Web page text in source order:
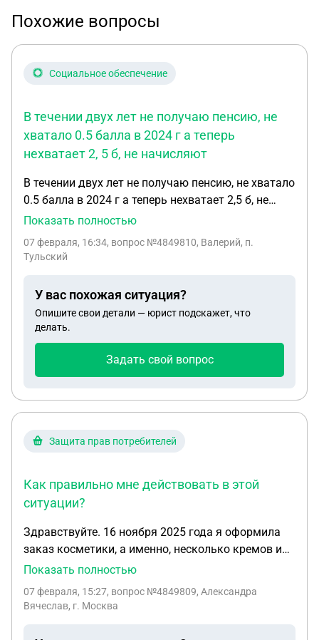
Похожие вопросы
Социальное обеспечение
В течении двух лет не получаю пенсию, не
хватало 0.5 балла в 2024 г а теперь
нехватает 2, 5 б, не начисляют
В течении двух лет не получаю пенсию, не хватало
0.5 балла в 2024 г а теперь нехватает 2,5 б, не
начисляют пенсионные баллы в полном обьеме
срочную с эстонии служил в ленинграде, привез в
баллы за период 1995 г по 2005, был ИП платил
налоги и в пенсионный, квитанции сохранились
только за 1 год за этот год посчитано, ездил в
пенсионный говорят ав архивах искать некому.
Показать полностью
07 февраля, 16:34, вопрос №4849810, Валерий, п.
Тульский
У вас похожая ситуация?
Опишите свои детали — юрист подскажет, что
делать.
Задать свой вопрос
Защита прав потребителей
Как правильно мне действовать в этой
ситуации?
Здравствуйте. 16 ноября 2025 года я оформила
заказ косметики, а именно, несколько кремов и
мист. 24 ноября 2025 года товары были получены
вскрытии и использовании миста, были выявлены
Показать полностью
07 февраля, 15:27, вопрос №4849809, Александра
Вячеслав, г. Москва